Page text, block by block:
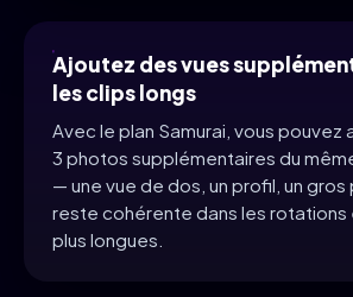
Ajoutez des vues
les clips longs
Avec le plan Samurai, vous pouvez
3 photos supplémentaires du
— une vue de dos, un profil, un gros
reste cohérente dans les rotations
plus longues.